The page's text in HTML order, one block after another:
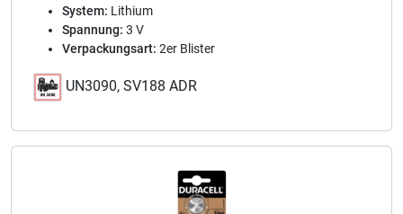
System: Lithium
Spannung: 3 V
Verpackungsart: 2er Blister
UN3090, SV188 ADR